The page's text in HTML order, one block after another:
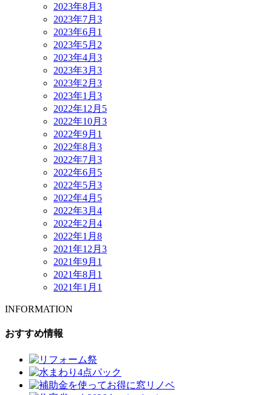
2023年8月 3
2023年7月 3
2023年6月 1
2023年5月 2
2023年4月 3
2023年3月 3
2023年2月 3
2023年1月 3
2022年12月 5
2022年10月 3
2022年9月 1
2022年8月 3
2022年7月 3
2022年6月 5
2022年5月 3
2022年4月 5
2022年3月 4
2022年2月 4
2022年1月 8
2021年12月 3
2021年9月 1
2021年8月 1
2021年1月 1
INFORMATION
おすすめ情報